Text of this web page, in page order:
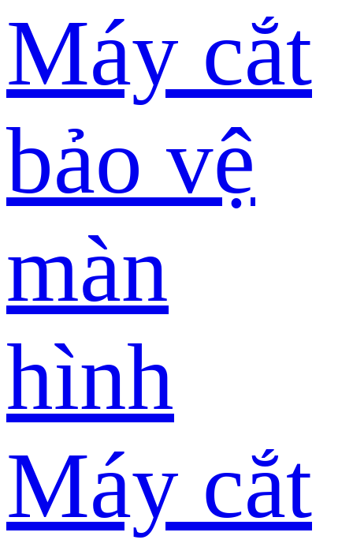
Máy cắt
bảo vệ
màn
hình
Máy cắt